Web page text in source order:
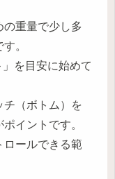
の重量で少し多
。
」を目安に始めて
チ（ボトム）を
イントです。
ロールできる範